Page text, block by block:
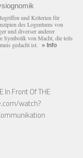
und Kriterien für
des Logentums von
und diverser anderer
Symbolik von Macht, die teils
gedacht ist. » Info
In Front Of THE
watch?